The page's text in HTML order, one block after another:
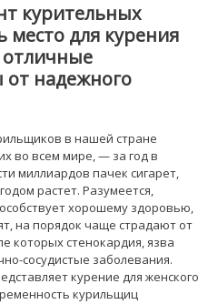
курительных
место для курения
отличные
надежного
в нашей стране
во всем мире, — за год в
миллиардов пачек сигарет,
растет. Разумеется,
хорошему здоровью,
на порядок чаще страдают от
которых стенокардия, язва
сосудистые заболевания.
курение для женского
курильщиц